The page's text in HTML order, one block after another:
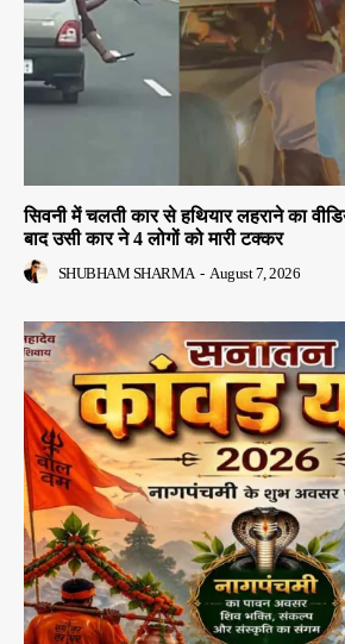
सिवनी में चलती कार से हथियार लहराने का
बाद उसी कार ने 4 लोगों को मारी टक्कर
SHUBHAM SHARMA - August 7, 2026